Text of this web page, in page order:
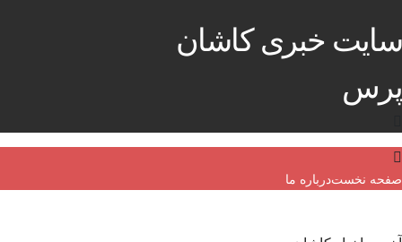
سایت خبری کاشان
پرس
صفحه نخستدرباره ما